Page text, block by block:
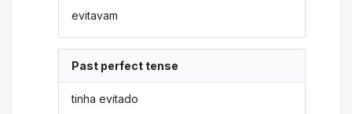
evitavam
Past perfect tense
tinha evitado